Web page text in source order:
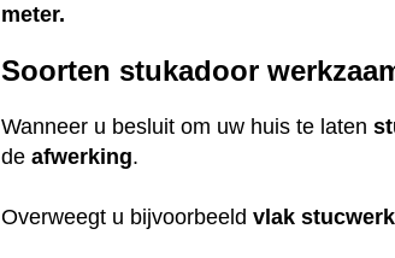
meter.
Soorten stukadoor
Wanneer u besluit om uw huis te laten
deafwerking.
Overweegt u bijvoorbeeldvlak stucwerk